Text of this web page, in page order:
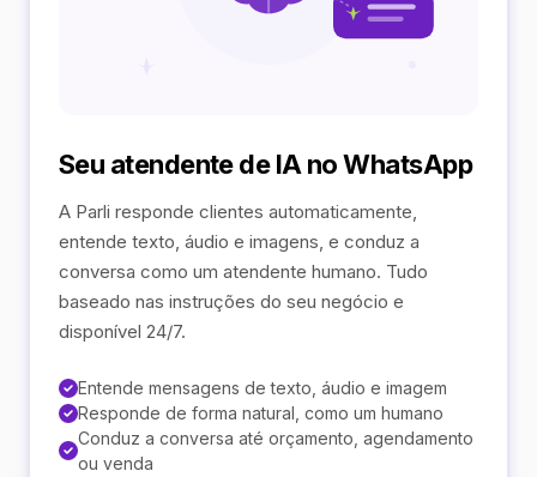
Seu atendente de IA no WhatsApp
A Parli responde clientes automaticamente,
entende texto, áudio e imagens, e conduz a
conversa como um atendente humano. Tudo
baseado nas instruções do seu negócio e
disponível 24/7.
Entende mensagens de texto, áudio e imagem
Responde de forma natural, como um humano
Conduz a conversa até orçamento, agendamento
ou venda